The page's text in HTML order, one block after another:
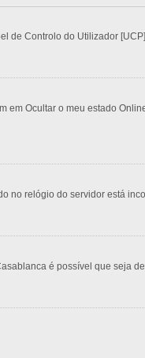
Controlo do Utilizador
Ocultar o meu estado
relógio do servidor está
é possível que seja